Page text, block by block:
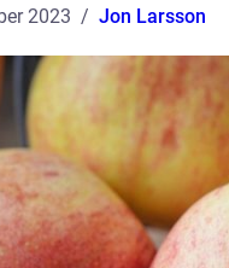
2023 Jon Larsson